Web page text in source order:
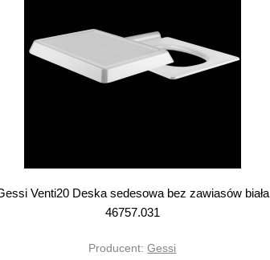
Venti20 Deska sedesowa bez zawiasów biała
46757.031
Producent:Gessi